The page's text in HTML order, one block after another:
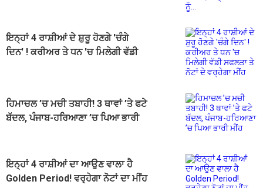
ਇਨ੍ਹਾਂ 4 ਰਾਸ਼ੀਆਂ ਦੇ ਸ਼ੁਰੂ ਹੋਣਗੇ 'ਚੰਗੇ
ਦਿਨ' ! ਕਰੀਅਰ ਤੇ ਧਨ 'ਚ ਮਿਲੇਗੀ ਵੱਡੀ
ਹਿਮਾਚਲ ’ਚ ਮਚੀ ਤਬਾਹੀ! 3 ਥਾਵਾਂ ’ਤੇ ਫਟੇ
ਬੱਦਲ, ਪੰਜਾਬ-ਹਰਿਆਣਾ ’ਚ ਪਿਆ ਭਾਰੀ
ਇਨ੍ਹਾਂ 4 ਰਾਸ਼ੀਆਂ ਦਾ ਆਉਣ ਵਾਲਾ ਹੈ
Golden Period! ਵਰ੍ਹੇਗਾ ਨੋਟਾਂ ਦਾ ਮੀਂਹ